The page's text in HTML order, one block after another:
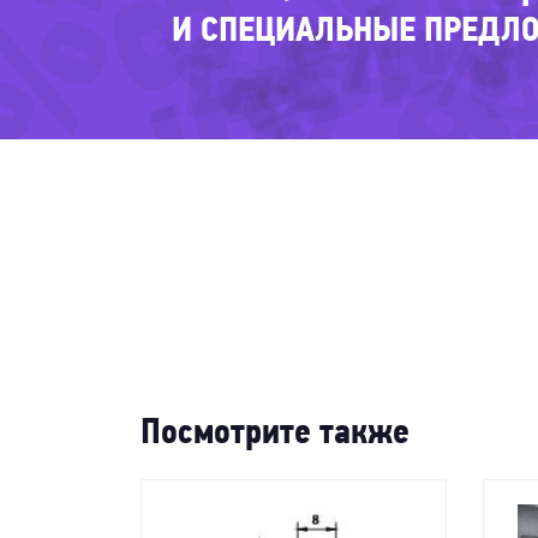
И СПЕЦИАЛЬНЫЕ
-81% -
-49%
-44%
-
-64%
Посмотрите также